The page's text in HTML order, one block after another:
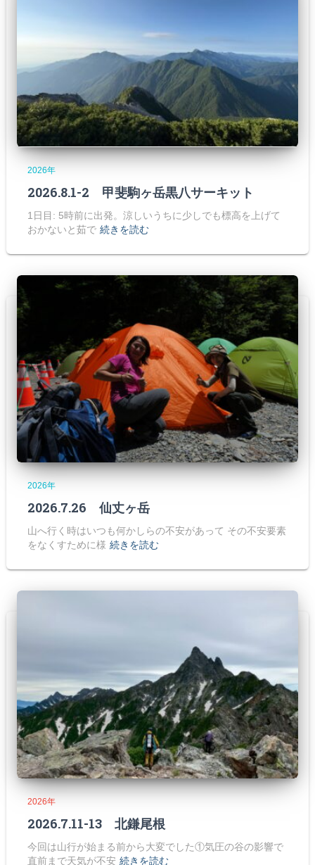
2026年
2026.8.1-2 甲斐駒ヶ岳黒八サーキット
1日目: 5時前に出発。涼しいうちに少しでも標高を上げて
おかないと茹で 続きを読む
2026年
2026.7.26 仙丈ヶ岳
山へ行く時はいつも何かしらの不安があって その不安要素
をなくすために様 続きを読む
2026年
2026.7.11-13 北鎌尾根
今回は山行が始まる前から大変でした①気圧の谷の影響で
直前まで天気が不安 続きを読む